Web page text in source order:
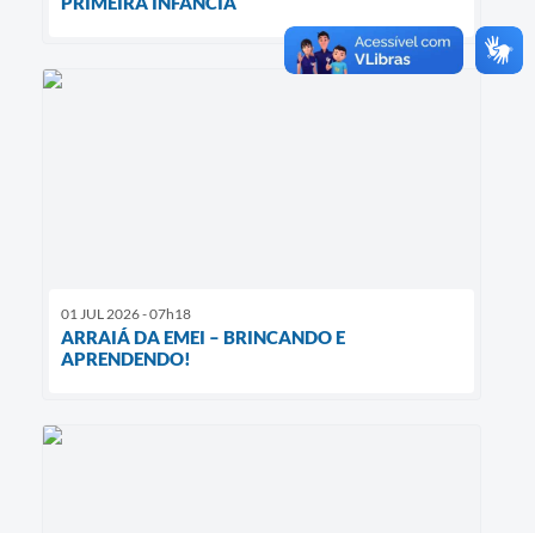
01 JUL 2026 - 07h18
ARRAIÁ DA EMEI – BRINCANDO E
APRENDENDO!